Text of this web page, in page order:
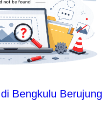
Bengkulu Berujung